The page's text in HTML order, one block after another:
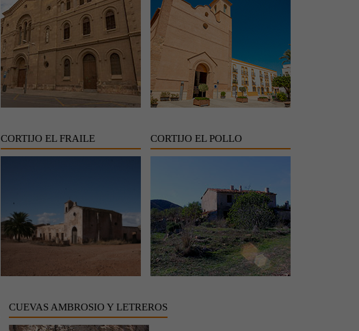
CORTIJO EL FRAILE CORTIJO EL POLLO
CUEVAS AMBROSIO Y LETREROS